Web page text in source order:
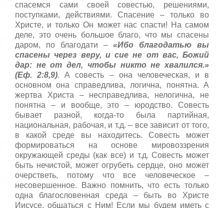
спасемся сами своей совестью, решениями,
поступками, действиями. Спасение – только во
Христе, и только Он может нас спасти! На самом
деле, это очень большое благо, что мы спасены
даром, по благодати –«Ибо благодатью вы
спасены через веру, и сие не от вас, Божий
дар: не от дел, чтобы никто не хвалился.»
(Еф. 2:8,9). А совесть – она человеческая, и в
основном она справедлива, логична, понятна. А
жертва Христа – несправедлива, нелогична, не
понятна – и вообще, это – юродство. Совесть
бывает разной, когда-то была партийная,
национальная, рабочая, и т.д. – все зависит от того,
в какой среде вы находитесь. Совесть может
формироваться на основе мировоззрения
окружающей среды (как все) и т.д. Совесть может
быть нечистой, может огрубеть сердце, оно может
очерстветь, потому что все человеческое –
несовершенное. Важно помнить, что есть только
одна благословенная среда – быть во Христе
Иисусе, общаться с Ним! Если мы будем иметь с